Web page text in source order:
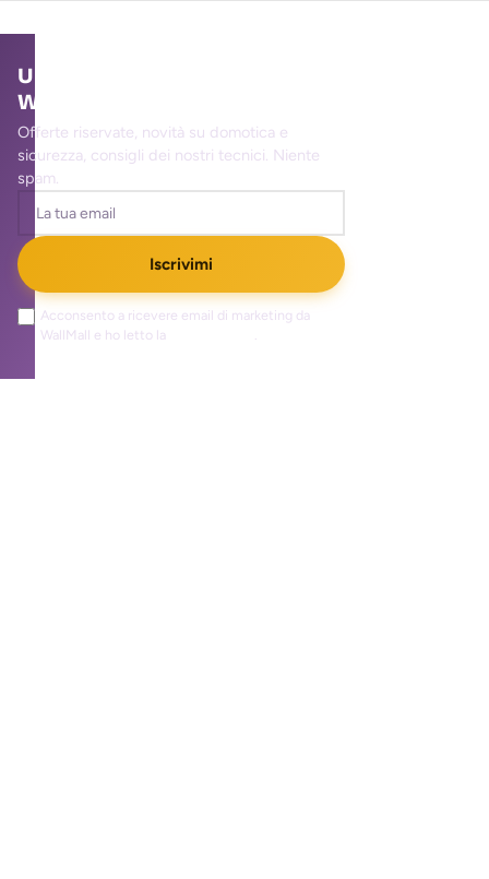
Unisciti alla community
WallMall
Offerte riservate, novità su domotica e
sicurezza, consigli dei nostri tecnici. Niente
spam.
Iscrivimi
Acconsento a ricevere email di marketing da
WallMall e ho letto la
.